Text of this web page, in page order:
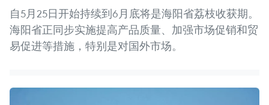
自5月25日开始持续到6月底将是海阳省荔枝收获期。
海阳省正同步实施提高产品质量、加强市场促销和贸
易促进等措施，特别是对国外市场。